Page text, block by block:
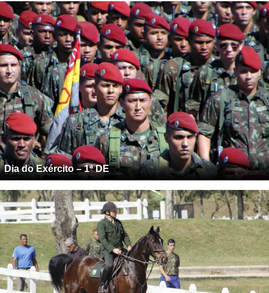
Dia do Exército – 1ª DE